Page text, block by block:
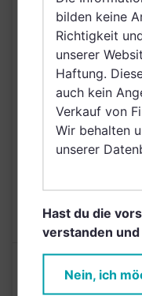
KOSTEN
bilden keine
Richtigkeit
unserer
Haftung.
auch kein
Verkauf von
Wir behalten
unserer
Hast du die
verstanden
Nein, ich